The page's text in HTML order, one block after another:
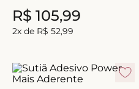
R$ 105,99
2x de R$ 52,99